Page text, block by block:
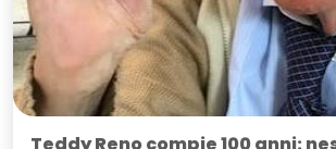
Teddy Reno compie 100 anni: